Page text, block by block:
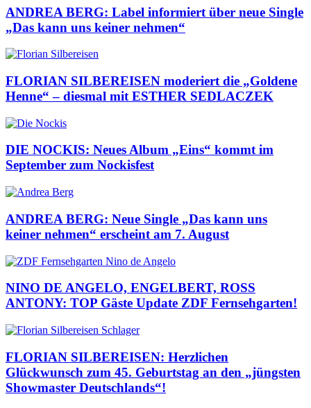
ANDREA BERG: Label informiert über neue Single
„Das kann uns keiner nehmen“
FLORIAN SILBEREISEN moderiert die „Goldene
Henne“ – diesmal mit ESTHER SEDLACZEK
DIE NOCKIS: Neues Album „Eins“ kommt im
September zum Nockisfest
ANDREA BERG: Neue Single „Das kann uns
keiner nehmen“ erscheint am 7. August
NINO DE ANGELO, ENGELBERT, ROSS
ANTONY: TOP Gäste Update ZDF Fernsehgarten!
FLORIAN SILBEREISEN: Herzlichen
Glückwunsch zum 45. Geburtstag an den „jüngsten
Showmaster Deutschlands“!